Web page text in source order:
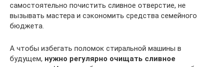
самостоятельно почистить сливное отверстие, не
вызывать мастера и сэкономить средства семейного
бюджета.
А чтобы избегать поломок стиральной машины в
будущем, нужно регулярно очищать сливное